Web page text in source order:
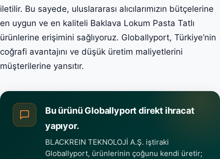
iletilir. Bu sayede, uluslararası alıcılarımızın bütçelerine
en uygun ve en kaliteli Baklava Lokum Pasta Tatlı
ürünlerine erişimini sağlıyoruz. Globallyport, Türkiye’nin
coğrafi avantajını ve düşük üretim maliyetlerini
müşterilerine yansıtır.
Bu ürünü Globallyport direkt ihracat
yapıyor.
BLACKREIN TEKNOLOJİ A.Ş. iştiraki
Globallyport, ürünlerinin çoğunu kendi üretir;